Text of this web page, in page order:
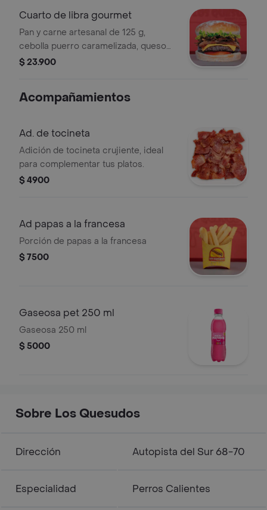
Cuarto de libra gourmet
Pan y carne artesanal de 125 g,
cebolla puerro caramelizada, queso
cheddar, tocineta, tomate, lechuga y
$ 23.900
Acompañamientos
Ad. de tocineta
Adición de tocineta crujiente, ideal
para complementar tus platos.
$ 4900
Ad papas a la francesa
Porción de papas a la francesa
$ 7500
Gaseosa pet 250 ml
Gaseosa 250 ml
$ 5000
Sobre Los Quesudos
Dirección Autopista del Sur 68-70
Especialidad Perros Calientes